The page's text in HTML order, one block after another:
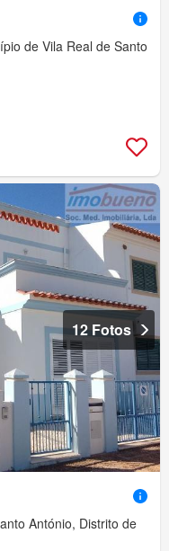
de Vila Real de Santo
12 Fotos
António, Distrito de